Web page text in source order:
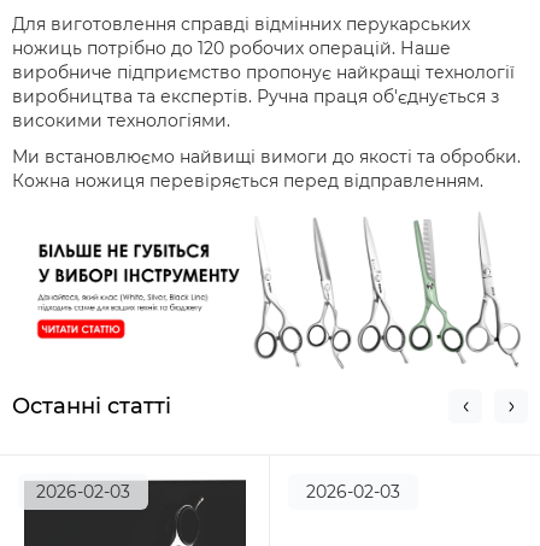
Для виготовлення справді відмінних перукарських
ножиць потрібно до 120 робочих операцій. Наше
виробниче підприємство пропонує найкращі технології
виробництва та експертів. Ручна праця об'єднується з
високими технологіями.
Ми встановлюємо найвищі вимоги до якості та обробки.
Кожна ножиця перевіряється перед відправленням.
Останні статті
2026-02-03 2026-02-03